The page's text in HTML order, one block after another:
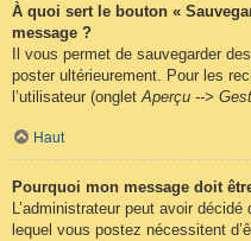
À quoi sert le bouton «
message ?
Il vous permet de sauvegarder
poster ultérieurement. Pour les
l’utilisateur (ongletAperçu -->
Haut
Pourquoi mon message doit
L’administrateur peut avoir
lequel vous postez nécessitent